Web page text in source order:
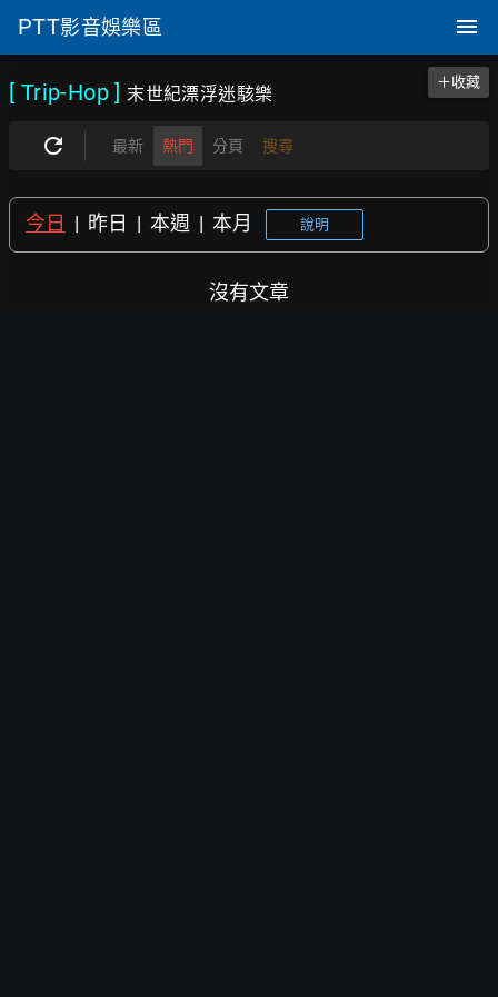
PTT影音娛樂區
[ Trip-Hop ]末世紀漂浮迷駭樂
＋收藏
最新 熱門 分頁 搜尋
今日 | 昨日 | 本週 | 本月 說明
沒有文章